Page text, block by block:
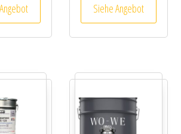
Siehe Angebot